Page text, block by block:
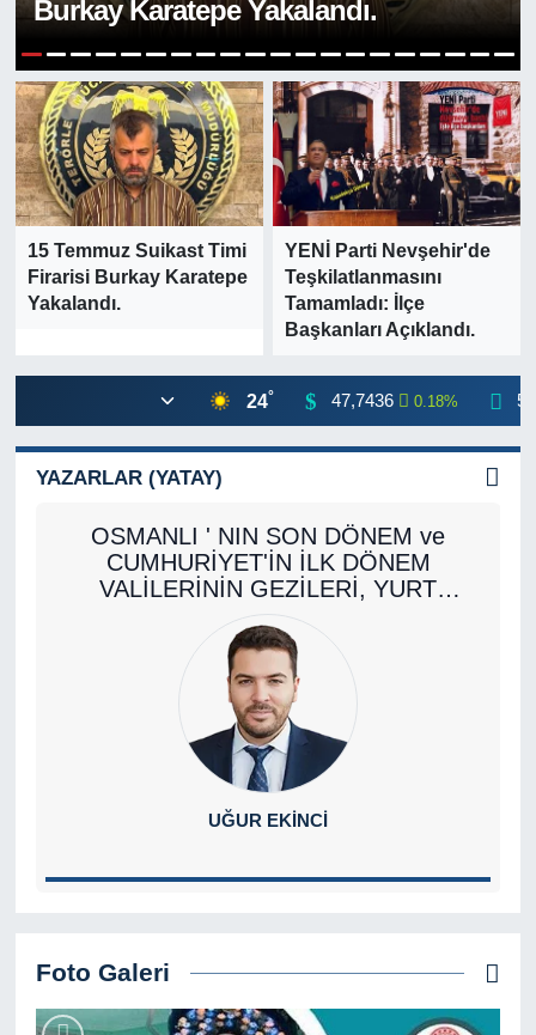
Burkay Karatepe Yakalandı.
1 2 3 4 5 6 7 8 9 10 11121314151617181920
15 Temmuz Suikast Timi
Firarisi Burkay Karatepe
Yakalandı.
YENİ Parti Nevşehir'de
Teşkilatlanmasını
Tamamladı: İlçe
Başkanları Açıklandı.
24° 47,7436 0.18%
YAZARLAR (YATAY)
OSMANLI ' NIN SON DÖNEM ve
CUMHURİYET'İN İLK DÖNEM
VALİLERİNİN GEZİLERİ, YURT
GÖZLEMLERİ
UĞUR EKİNCİ
Foto Galeri